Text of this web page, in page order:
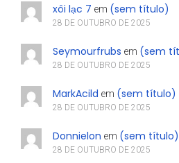
xôi lạc 7 em (sem título)
28 DE OUTUBRO DE 2025
Seymourfrubs em (sem
28 DE OUTUBRO DE 2025
MarkAcild em (sem título)
28 DE OUTUBRO DE 2025
Donnielon em (sem título)
28 DE OUTUBRO DE 2025